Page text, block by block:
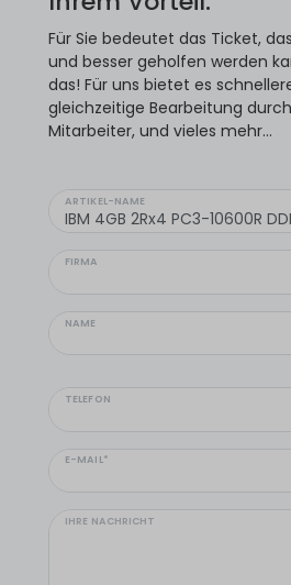
Für Sie bedeutet das Ticket,
und besser geholfen werden
das! Für uns bietet es
gleichzeitige Bearbeitung
Mitarbeiter, und vieles mehr...
ARTIKEL-NAME
FIRMA
NAME
TELEFON
E-MAIL*
IHRE NACHRICHT